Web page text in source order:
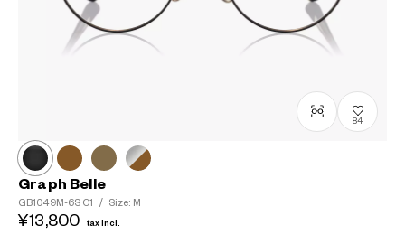
84
Graph Belle
GB1049M-6S C1 / Size: M
¥13,800 tax incl.